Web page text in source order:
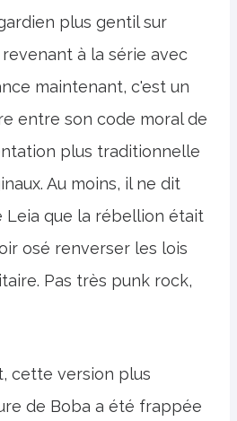
plus gentil sur
à la série avec
maintenant, c'est un
entre son code moral de
plus traditionnelle
Au moins, il ne dit
Leia que la rébellion était
osé renverser les lois
Pas très punk rock,
cette version plus
de Boba a été frappée